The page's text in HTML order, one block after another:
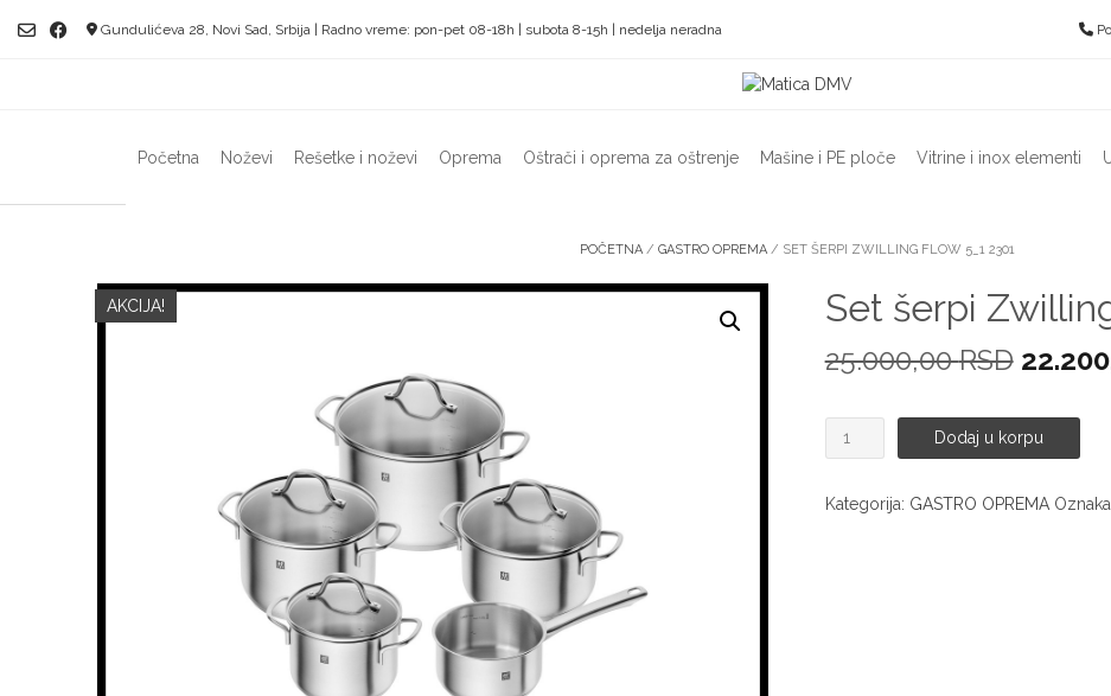
Gundulićeva 28, Novi Sad, Srbija | Radno vreme: pon-pet 08-18h | subota 8-15h | nedelja neradna
Početna Noževi Rešetke i noževi Oprema Oštrači i oprema za oštrenje Mašine i PE ploče Vitrine i inox elementi
POČETNA/ GASTRO OPREMA/ SET ŠERPI ZWILLING FLOW 5_1 2301
AKCIJA! Set šerpi
25.000,00RSD
je
Flow
Dodaj u korpu
Kategorija: GASTRO OPREMA